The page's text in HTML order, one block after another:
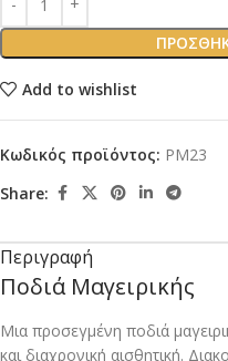
Add to wishlist
Κωδικός προϊόντος: PM23
Share:
Περιγραφή
Ποδιά Μαγειρικής
Μια προσεγμένη ποδιά
και διαχρονική αισθητική.